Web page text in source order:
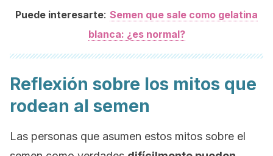
Puede interesarte: Semen que sale como gelatina
blanca: ¿es normal?
Reflexión sobre los mitos que
rodean al semen
Las personas que asumen estos mitos sobre el